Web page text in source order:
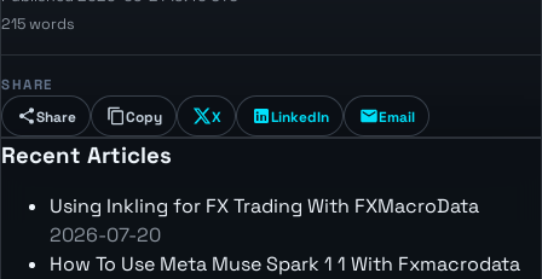
215 words
SHARE
Share Copy X LinkedIn Email
Recent Articles
Using Inkling for FX Trading With FXMacroData
2026-07-20
How To Use Meta Muse Spark 1 1 With Fxmacrodata